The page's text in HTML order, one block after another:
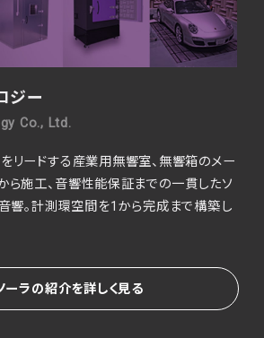
ジー
Co., Ltd.
リードする産業用無響室、無響箱のメー
ら施工、音響性能保証までの一貫したソ
響。計測環空間を1から完成まで構築し
ーラの紹介を詳しく見る